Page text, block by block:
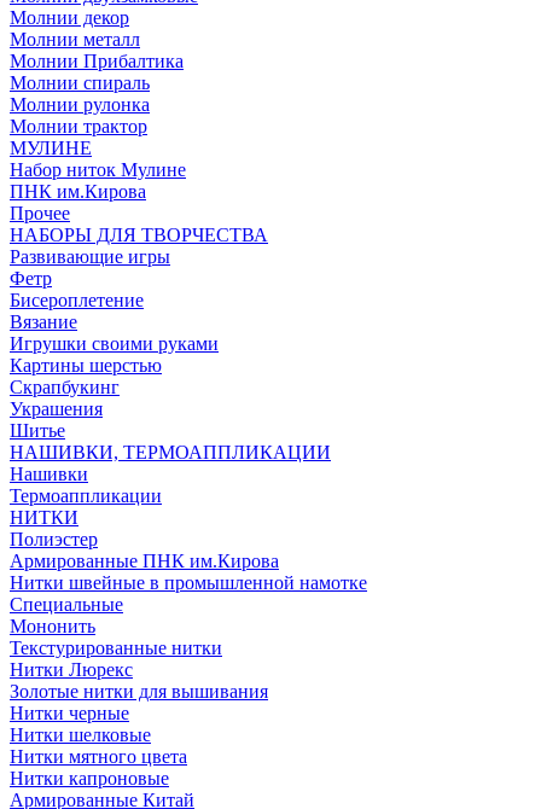
Молнии декор
Молнии металл
Молнии Прибалтика
Молнии спираль
Молнии рулонка
Молнии трактор
МУЛИНЕ
Набор ниток Мулине
ПНК им.Кирова
Прочее
НАБОРЫ ДЛЯ ТВОРЧЕСТВА
Развивающие игры
Фетр
Бисероплетение
Вязание
Игрушки своими руками
Картины шерстью
Скрапбукинг
Украшения
Шитье
НАШИВКИ, ТЕРМОАППЛИКАЦИИ
Нашивки
Термоаппликации
НИТКИ
Полиэстер
Армированные ПНК им.Кирова
Нитки швейные в промышленной намотке
Специальные
Мононить
Текстурированные нитки
Нитки Люрекс
Золотые нитки для вышивания
Нитки черные
Нитки шелковые
Нитки мятного цвета
Нитки капроновые
Армированные Китай